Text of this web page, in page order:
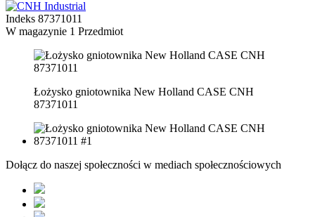
Indeks 87371011
W magazynie 1 Przedmiot
Łożysko gniotownika New Holland CASE CNH
87371011
Dołącz do naszej społeczności w mediach społecznościowych